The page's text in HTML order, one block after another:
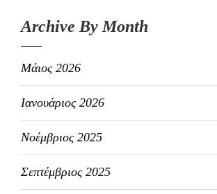
Archive By Month
Μάιος 2026
Ιανουάριος 2026
Νοέμβριος 2025
Σεπτέμβριος 2025